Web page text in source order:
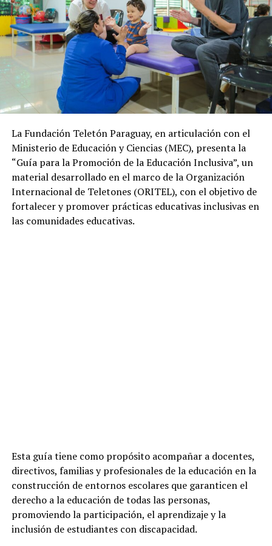
La Fundación Teletón Paraguay, en articulación con el
Ministerio de Educación y Ciencias (MEC), presenta la
“Guía para la Promoción de la Educación Inclusiva”, un
material desarrollado en el marco de la Organización
Internacional de Teletones (ORITEL), con el objetivo de
fortalecer y promover prácticas educativas inclusivas en
las comunidades educativas.
Esta guía tiene como propósito acompañar a docentes,
directivos, familias y profesionales de la educación en la
construcción de entornos escolares que garanticen el
derecho a la educación de todas las personas,
promoviendo la participación, el aprendizaje y la
inclusión de estudiantes con discapacidad.